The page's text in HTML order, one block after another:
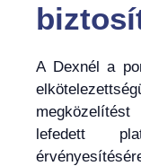
A Dexnél a
lefedett